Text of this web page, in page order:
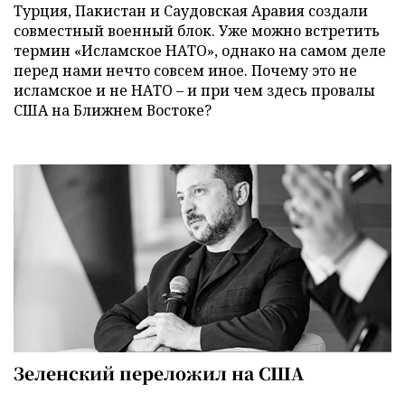
Турция, Пакистан и Саудовская Аравия создали
совместный военный блок. Уже можно встретить
термин «Исламское НАТО», однако на самом деле
перед нами нечто совсем иное. Почему это не
исламское и не НАТО – и при чем здесь провалы
США на Ближнем Востоке?
Зеленский переложил на США